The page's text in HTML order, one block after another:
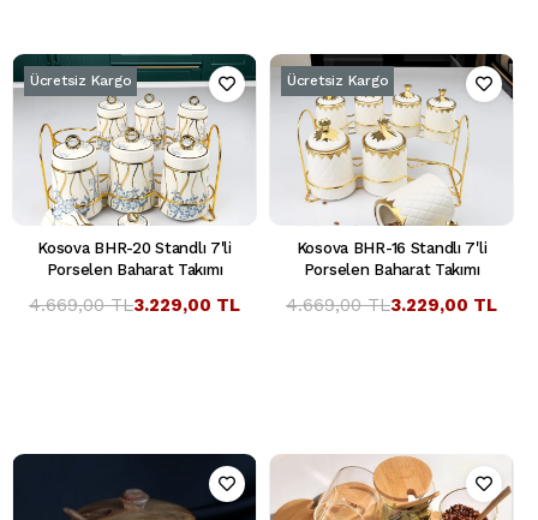
Kosova BHR-20 Standlı 7'li
Porselen Baharat Takımı
3.229,00 TL
4.669,00 TL
Ücretsiz Kargo
Kosova BHR-16 Standlı 7'li
Porselen Baharat Takımı
3.229,00 TL
4.669,00 TL
Ücretsiz Kargo